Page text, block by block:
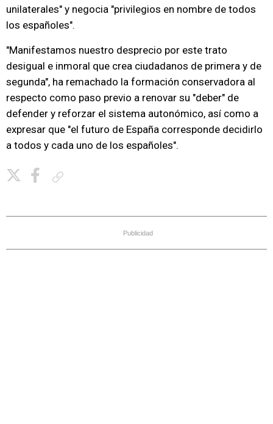
unilaterales" y negocia "privilegios en nombre de todos
los españoles".
"Manifestamos nuestro desprecio por este trato
desigual e inmoral que crea ciudadanos de primera y de
segunda", ha remachado la formación conservadora al
respecto como paso previo a renovar su "deber" de
defender y reforzar el sistema autonómico, así como a
expresar que "el futuro de España corresponde decidirlo
a todos y cada uno de los españoles".
Publicidad